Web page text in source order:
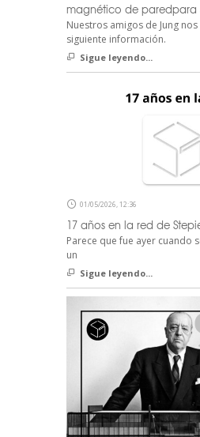
magnético de paredpara
Nuestros amigos de Jung
siguiente información.
Sigue leyendo...
01/05/2026, 12:36
17 años en la red de
Parece que fue ayer cuando
un
Sigue leyendo...